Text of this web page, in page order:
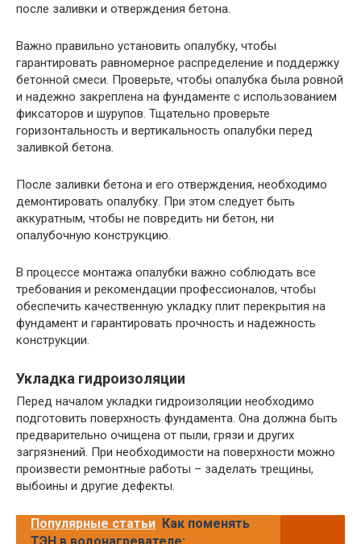
после заливки и отверждения бетона.
Важно правильно установить опалубку, чтобы
гарантировать равномерное распределение и поддержку
бетонной смеси. Проверьте, чтобы опалубка была ровной
и надежно закреплена на фундаменте с использованием
фиксаторов и шурупов. Тщательно проверьте
горизонтальность и вертикальность опалубки перед
заливкой бетона.
После заливки бетона и его отверждения, необходимо
демонтировать опалубку. При этом следует быть
аккуратным, чтобы не повредить ни бетон, ни
опалубочную конструкцию.
В процессе монтажа опалубки важно соблюдать все
требования и рекомендации профессионалов, чтобы
обеспечить качественную укладку плит перекрытия на
фундамент и гарантировать прочность и надежность
конструкции.
Укладка гидроизоляции
Перед началом укладки гидроизоляции необходимо
подготовить поверхность фундамента. Она должна быть
предварительно очищена от пыли, грязи и других
загрязнений. При необходимости на поверхности можно
произвести ремонтные работы – заделать трещины,
выбоины и другие дефекты.
Популярные статьи Как поменять
ТЭН в водонагревателе: